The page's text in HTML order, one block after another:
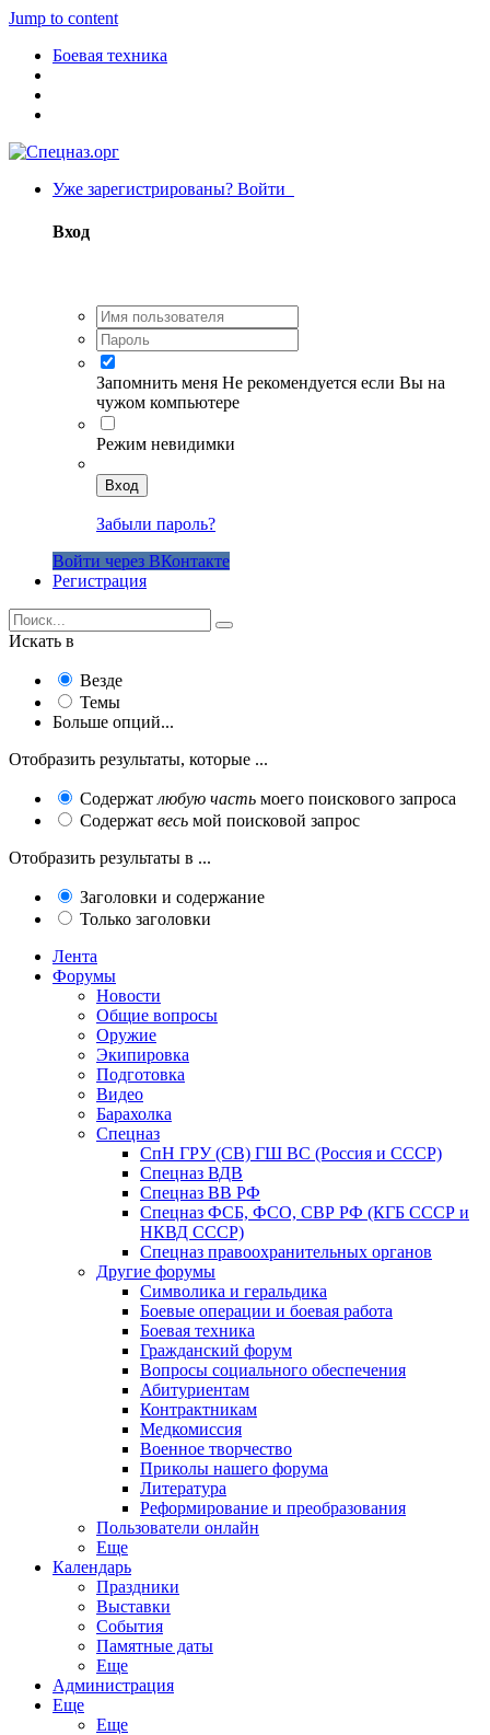
Jump to content
Боевая техника
Уже зарегистрированы? Войти
Вход
Запомнить меня Не рекомендуется если Вы на
чужом компьютере
Режим невидимки
Вход
Забыли пароль?
Войти через ВКонтакте
Регистрация
Искать в
Везде
Темы
Больше опций...
Отобразить результаты, которые ...
Содержат любую часть моего поискового запроса
Содержат весь мой поисковой запрос
Отобразить результаты в ...
Заголовки и содержание
Только заголовки
Лента
Форумы
Новости
Общие вопросы
Оружие
Экипировка
Подготовка
Видео
Барахолка
Спецназ
СпН ГРУ (СВ) ГШ ВС (Россия и СССР)
Спецназ ВДВ
Спецназ ВВ РФ
Спецназ ФСБ, ФСО, СВР РФ (КГБ СССР и
НКВД СССР)
Спецназ правоохранительных органов
Другие форумы
Символика и геральдика
Боевые операции и боевая работа
Боевая техника
Гражданский форум
Вопросы социального обеспечения
Абитуриентам
Контрактникам
Медкомиссия
Военное творчество
Приколы нашего форума
Литература
Реформирование и преобразования
Пользователи онлайн
Еще
Календарь
Праздники
Выставки
События
Памятные даты
Еще
Администрация
Еще
Еще